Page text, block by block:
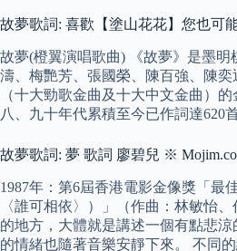
故夢歌詞: 喜歡【塗山花花】您也可
故夢(橙翼演唱歌曲) 《故夢》是墨
濤、梅艷芳、張國榮、陳百強、陳
（十大勁歌金曲及十大中文金曲）
八、九十年代累積至今已作詞達620首
故夢歌詞: 夢 歌詞 廖碧兒 ※
1987年：第6屆香港電影金像獎「最
〈誰可相依〉）」（作曲：林敏怡
的地方，大體就是講述一個有點悲
的情緒也隨著音樂安靜下來。 不同